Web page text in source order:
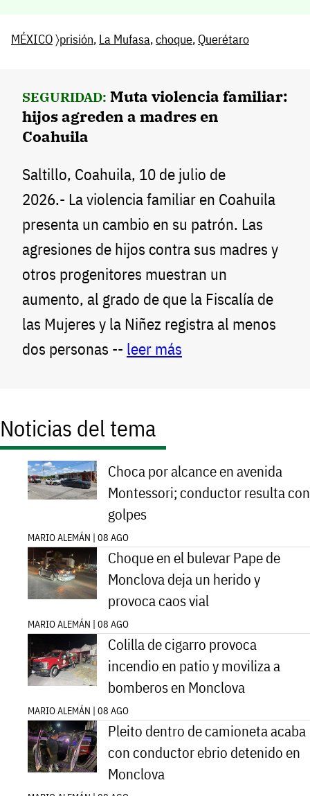
MÉXICO〉prisión, La Mufasa,choque, Querétaro
SEGURIDAD: Muta violencia familiar:
hijos agreden a madres en
Coahuila
Saltillo, Coahuila, 10 de julio de
2026.- La violencia familiar en Coahuila
presenta un cambio en su patrón. Las
agresiones de hijos contra sus madres y
otros progenitores muestran un
aumento, al grado de que la Fiscalía de
las Mujeres y la Niñez registra al menos
dos personas -- leer más
Noticias del tema
Choca por alcance en avenida
Montessori; conductor resulta con
golpes
MARIO ALEMÁN | 08 AGO
Choque en el bulevar Pape de
Monclova deja un herido y
provoca caos vial
MARIO ALEMÁN | 08 AGO
Colilla de cigarro provoca
incendio en patio y moviliza a
bomberos en Monclova
MARIO ALEMÁN | 08 AGO
Pleito dentro de camioneta acaba
con conductor ebrio detenido en
Monclova